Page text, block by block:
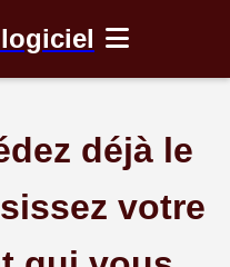
déjà le
votre